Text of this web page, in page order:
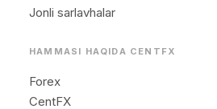
Jonli sarlavhalar
HAMMASI HAQIDA CENTFX
Forex
CentFX